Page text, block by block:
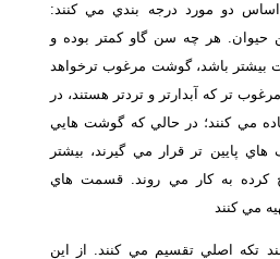
دو مورد درجه بندي مي كنند:
هر چه سن گاو كمتر بوده و
بيشتر باشد، گوشت مرغوب ترخواهد
تر كه آبدارتر و تردتر هستند، در
مي كنند؛ در حالي كه گوشت هايي
پايين تر قرار مي گيرند، بيشتر
به كار مي روند. قسمت هاي
مي كنند
تكه اصلي تقسيم مي كنند. از اين